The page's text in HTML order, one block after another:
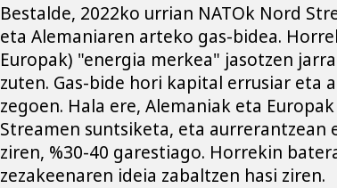
Bestalde, 2022ko urrian NATOk Nord
eta Alemaniaren arteko gas-bidea.
Europak) "energia merkea" jasotzen
zuten. Gas-bide hori kapital errusiar eta
zegoen. Hala ere, Alemaniak eta
Streamen suntsiketa, eta aurrerantzean
ziren, %30-40 garestiago. Horrekin
zezakeenaren ideia zabaltzen hasi ziren.